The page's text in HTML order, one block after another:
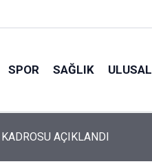
SPOR SAĞLIK ULUSAL
KADROSU AÇIKLANDI